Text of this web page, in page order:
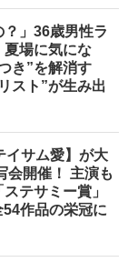
？」36歳男性ラ
場に気にな
き”を解消す
スト”が生み出
イサム愛】が大
会開催！ 主演も
テサミー賞」
作品の栄冠に